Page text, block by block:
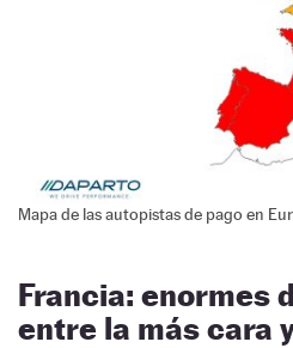
Mapa de las autopistas de pago en
Francia: enormes
entre la más cara